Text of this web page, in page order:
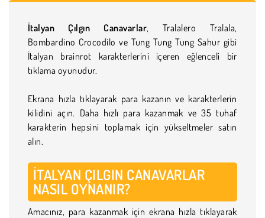
İtalyan Çılgın Canavarlar, Tralalero Tralala,
Bombardino Crocodilo ve Tung Tung Tung Sahur gibi
İtalyan brainrot karakterlerini içeren eğlenceli bir
tıklama oyunudur.
Ekrana hızla tıklayarak para kazanın ve karakterlerin
kilidini açın. Daha hızlı para kazanmak ve 35 tuhaf
karakterin hepsini toplamak için yükseltmeler satın
alın.
İTALYAN ÇILGIN CANAVARLAR
NASIL OYNANIR?
Amacınız, para kazanmak için ekrana hızla tıklayarak